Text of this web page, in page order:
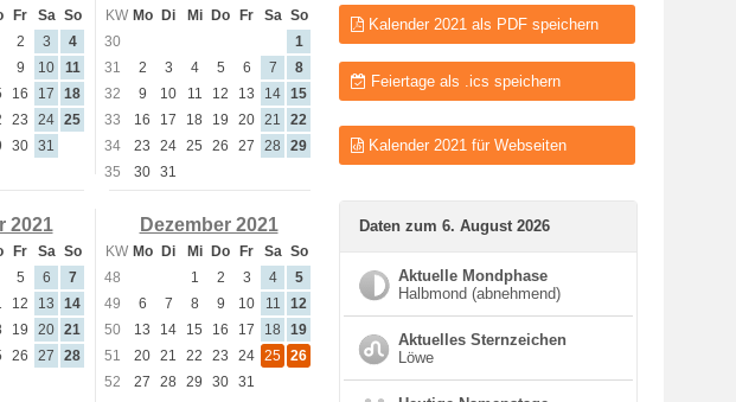
Fr Sa So
2 3
4
9 10
11
16 17
18
23 24 25
30 31
KW Mo Di Mi Do Fr Sa So
30
1
31
2 3 4 5 6 7
8
32
9 10 11 12 13 14 15
33
16 17 18 19 20 21
22
34
23 24 25 26 27 28
29
35
30 31
2021
Fr Sa So
5 6
7
12 13
14
19 20 21
26 27
28
Dezember 2021
KW Mo Di Mi Do Fr Sa So
48
1 2 3 4
5
49
6 7 8 9 10 11
12
50
13 14 15 16 17 18
19
51
20 21 22 23 24 25 26
52
27 28 29 30 31
Kalender 2021 als PDF speichern
Feiertage als .ics speichern
Kalender 2021 für Webseiten
Daten zum 6. August 2026
Aktuelle Mondphase
Halbmond (abnehmend)
Aktuelles Sternzeichen
Löwe